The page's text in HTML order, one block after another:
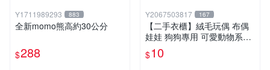
Y1711989293 883
全新momo熊高約30公分
$288
Y2067503817 167
【二手衣櫃】絨毛玩偶 布偶
娃娃 狗狗專用 可愛動物系列
耐咬耐磨玩具 玩偶 粉紅熊寵
物玩具 1120929
$10